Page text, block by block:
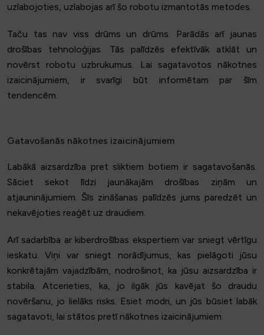
uzlabojoties, uzlabojas arī šo robotu izmantotās metodes.
Taču tas nav viss drūms un drūms. Parādās arī jaunas
drošības tehnoloģijas. Tās palīdzēs efektīvāk atklāt un
novērst robotu uzbrukumus. Lai sagatavotos nākotnes
izaicinājumiem, ir svarīgi būt informētam par šīm
tendencēm.
Gatavošanās nākotnes izaicinājumiem
Labākā aizsardzība pret sliktiem botiem ir sagatavošanās.
Sāciet sekot līdzi jaunākajām drošības ziņām un
atjauninājumiem. Šīs zināšanas palīdzēs jums paredzēt un
nekavējoties reaģēt uz draudiem.
Arī sadarbība ar kiberdrošības ekspertiem var sniegt vērtīgu
ieskatu. Viņi var sniegt norādījumus, kas pielāgoti jūsu
konkrētajām vajadzībām, nodrošinot, ka jūsu aizsardzība ir
stabila. Atcerieties, ka, jo ilgāk jūs kavējat šo draudu
novēršanu, jo lielāks risks. Esiet modri, un jūs būsiet labāk
sagatavoti, lai stātos pretī nākotnes izaicinājumiem.